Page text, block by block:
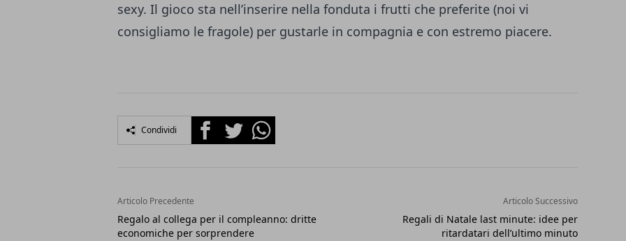
sexy. Il gioco sta nell’inserire nella fonduta i frutti che preferite (noi vi
consigliamo le fragole) per gustarle in compagnia e con estremo piacere.
Condividi FacebookTwitterWhatsapp
Articolo Precedente
Regalo al collega per il compleanno: dritte
economiche per sorprendere
Articolo Successivo
Regali di Natale last minute: idee per
ritardatari dell’ultimo minuto